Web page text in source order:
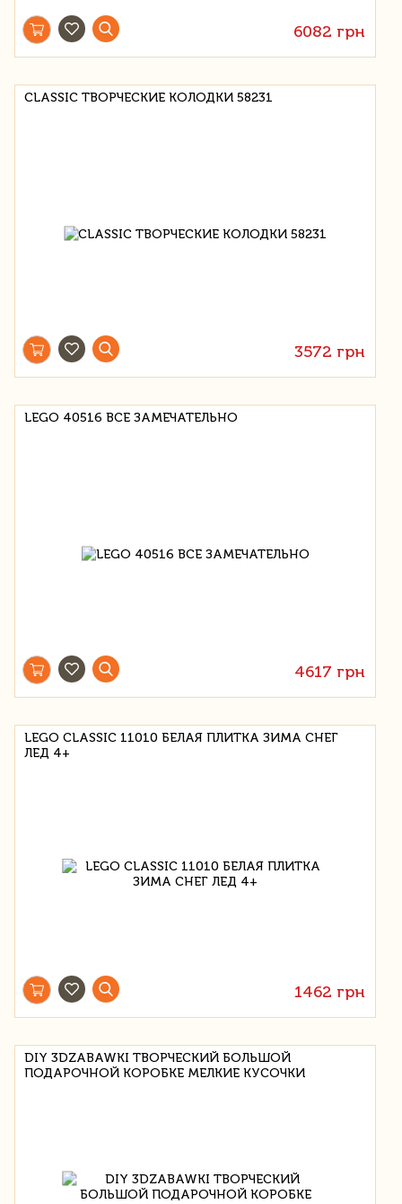
6082 грн
CLASSIC ТВОРЧЕСКИЕ КОЛОДКИ 58231
3572 грн
LEGO 40516 ВСЕ ЗАМЕЧАТЕЛЬНО
4617 грн
LEGO CLASSIC 11010 БЕЛАЯ ПЛИТКА ЗИМА СНЕГ
ЛЕД 4+
1462 грн
DIY 3DZABAWKI ТВОРЧЕСКИЙ БОЛЬШОЙ
ПОДАРОЧНОЙ КОРОБКЕ МЕЛКИЕ КУСОЧКИ